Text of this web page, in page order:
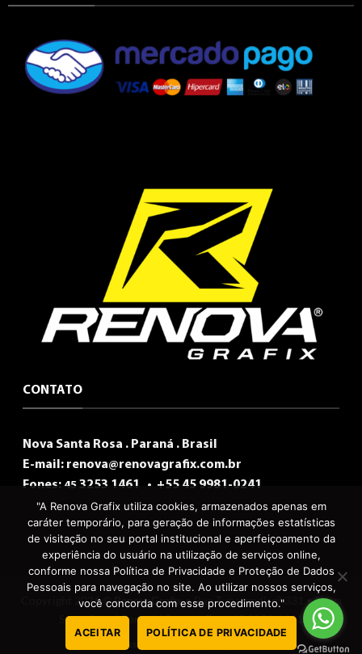
CONTATO
Nova Santa Rosa . Paraná . Brasil
E-mail: renova@renovagrafix.com.br
Fones: 45 3253 1461 • +55 45 9981-0241
Copyright 2026 ©RenovaGrafix• Rua Tuparandi, n° 331 • Nova
Santa Rosa | Paraná | Brasil • Fone 45 3253-1461
"A Renova Grafix utiliza cookies, armazenados apenas em
caráter temporário, para geração de informações estatísticas
de visitação no seu portal institucional e aperfeiçoamento da
experiência do usuário na utilização de serviços online,
conforme nossa Política de Privacidade e Proteção de Dados
Pessoais para navegação no site. Ao utilizar nossos serviços,
você concorda com esse procedimento."
ACEITAR POLÍTICA DE PRIVACIDADE